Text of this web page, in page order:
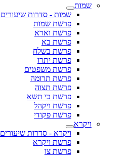
שמות
שמות - סדרות שיעורים
פרשת שמות
פרשת וארא
פרשת בא
פרשת בשלח
פרשת יתרו
פרשת משפטים
פרשת תרומה
פרשת תצוה
פרשת כי תשא
פרשת ויקהל
פרשת פקודי
ויקרא
ויקרא - סדרות שיעורים
פרשת ויקרא
פרשת צו